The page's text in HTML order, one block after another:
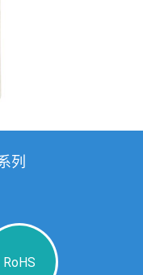
列
RoHS